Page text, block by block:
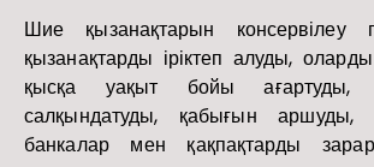
Шие қызанақтарын консервілеу
қызанақтарды іріктеп алуды,
қысқа уақыт бойы ағартуды,
салқындатуды, қабығын аршуды,
банкалар мен қақпақтарды